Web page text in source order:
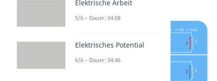
Elektrische Arbeit
5/6 – Dauer: 04:08
Elektrisches Potential
6/6 – Dauer: 04:46